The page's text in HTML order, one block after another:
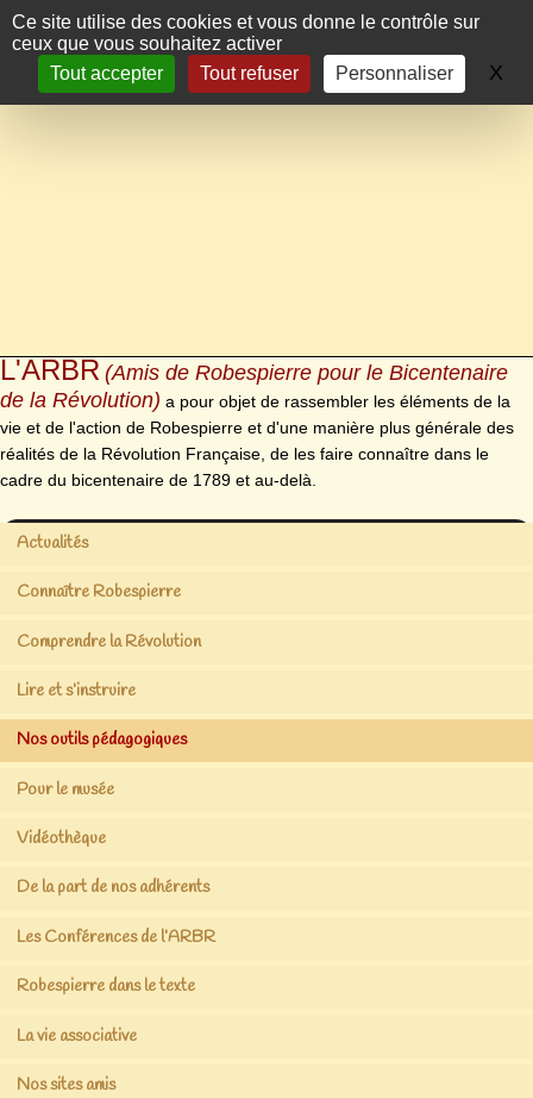
Panneau de gestion des cookies
Ce site utilise des cookies et vous donne le contrôle sur
ceux que vous souhaitez activer
Tout accepter
Tout refuser Personnaliser X
L'ARBR (Amis de Robespierre pour le Bicentenaire
de la Révolution) a pour objet de rassembler les éléments de la
vie et de l'action de Robespierre et d'une manière plus générale des
réalités de la Révolution Française, de les faire connaître dans le
cadre du bicentenaire de 1789 et au-delà.
Actualités
Connaître Robespierre
Comprendre la Révolution
Lire et s’instruire
Nos outils pédagogiques
Pour le musée
Vidéothèque
De la part de nos adhérents
Les Conférences de l’ARBR
Robespierre dans le texte
La vie associative
Nos sites amis